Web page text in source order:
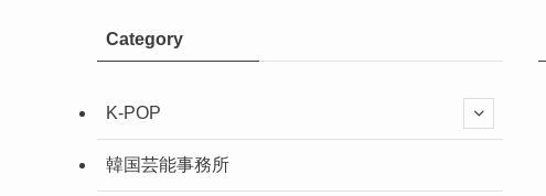
Category
K-POP
韓国芸能事務所